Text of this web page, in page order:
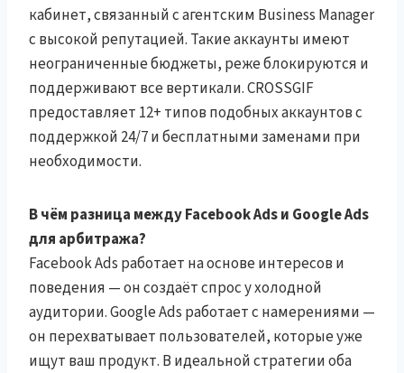
кабинет, связанный с агентским Business Manager
с высокой репутацией. Такие аккаунты имеют
неограниченные бюджеты, реже блокируются и
поддерживают все вертикали. CROSSGIF
предоставляет 12+ типов подобных аккаунтов с
поддержкой 24/7 и бесплатными заменами при
необходимости.
В чём разница между Facebook Ads и Google Ads
для арбитража?
Facebook Ads работает на основе интересов и
поведения — он создаёт спрос у холодной
аудитории. Google Ads работает с намерениями —
он перехватывает пользователей, которые уже
ищут ваш продукт. В идеальной стратегии оба